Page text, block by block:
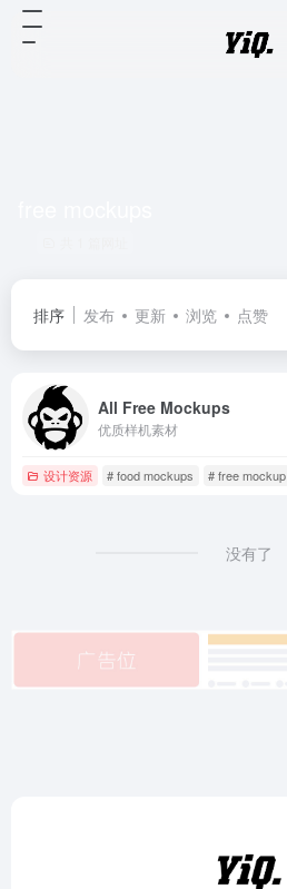
排序 发布 更新 浏览 点赞
All Free Mockups
优质样机素材
设计资源 # food mockups # free mockup
没有了